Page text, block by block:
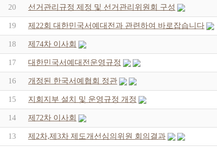
20 선거관리규정 제정 및 선거관리위원회 구성
19 제22회 대한민국서예대전과 관련하여 바로잡습니다
18 제74차 이사회
17 대한민국서예대전운영규정
16 개정된 한국서예협회 정관
15 지회지부 설치 및 운영규정 개정
14 제72차 이사회
13 제2차,제3차 제도개선심의위원 회의결과